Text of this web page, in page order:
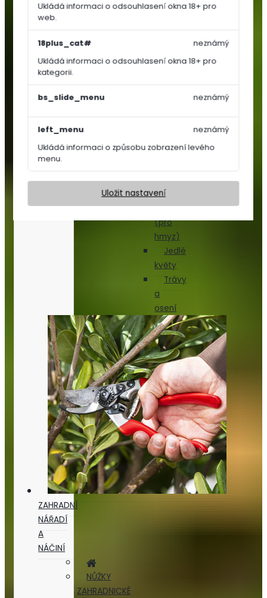
Ukládá informaci o odsouhlasení okna 18+ pro
web.
18plus_cat#
Ukládá informaci o odsouhlasení okna 18+ pro
kategorii.
neznámý
bs_slide_menu neznámý
left_menu
Ukládá informaci o způsobu zobrazení levého
menu.
neznámý
Uložit nastavení
Jahodníky
Květiny
Dvouletky
koberec
Nektar
párty
(pro
hmyz)
Jedlé
květy
Trávy
a
osení
ZAHRADNÍ
NÁŘADÍ
A
NÁČINÍ
NŮŽKY
ZAHRADNICKÉ